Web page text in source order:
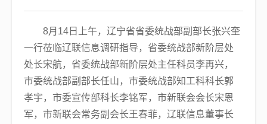
8月14日上午，辽宁省省委统战部副部长张兴奎
一行莅临辽联信息调研指导，省委统战部新阶层处
处长宋航，省委统战部新阶层处主任科员李再兴，
市委统战部副部长任山，市委统战部知工科科长郭
孝宇，市委宣传部科长李铭军，市新联会会长宋恩
军，市新联会常务副会长王春菲，辽联信息董事长